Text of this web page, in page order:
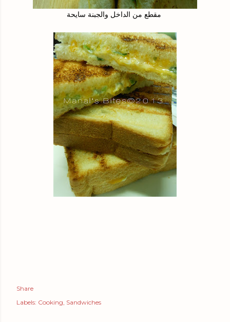
مقطع من الداخل والجبنة سايحة
Share
Labels: Cooking Sandwiches